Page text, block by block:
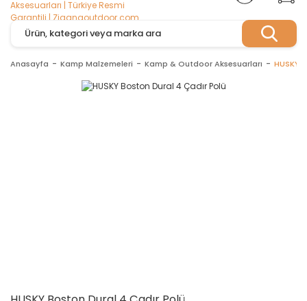
Anasayfa Kamp Malzemeleri Kamp & Outdoor Aksesuarları HUSKY